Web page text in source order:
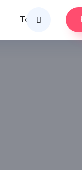
Tools